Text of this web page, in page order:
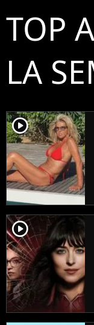
TOP
LA
player2
player2